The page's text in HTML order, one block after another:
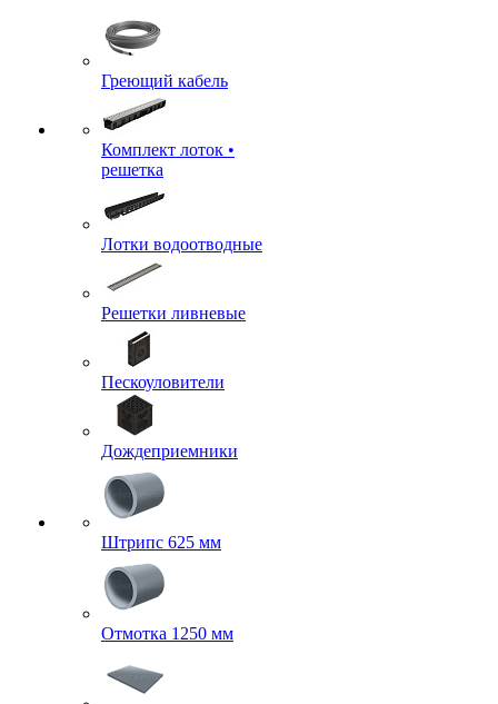
Греющий кабель
Комплект лоток •
решетка
Лотки водоотводные
Решетки ливневые
Пескоуловители
Дождеприемники
Штрипс 625 мм
Отмотка 1250 мм